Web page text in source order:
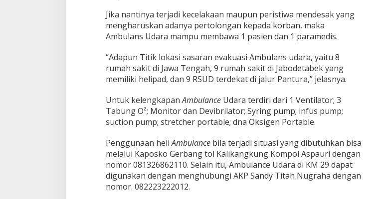
Jika nantinya terjadi kecelakaan maupun peristiwa mendesak yang
mengharuskan adanya pertolongan kepada korban, maka
Ambulans Udara mampu membawa 1 pasien dan 1 paramedis.
“Adapun Titik lokasi sasaran evakuasi Ambulans udara, yaitu 8
rumah sakit di Jawa Tengah, 9 rumah sakit di Jabodetabek yang
memiliki helipad, dan 9 RSUD terdekat di jalur Pantura,” jelasnya.
Untuk kelengkapanAmbulanceUdara terdiri dari 1 Ventilator; 3
Tabung O²; Monitor dan Devibrilator; Syring pump; infus pump;
suction pump; stretcher portable; dna Oksigen Portable.
Penggunaan heliAmbulancebila terjadi situasi yang dibutuhkan bisa
melalui Kaposko Gerbang tol Kalikangkung Kompol Aspauri dengan
nomor 081326862110. Selain itu, Ambulance Udara di KM 29 dapat
digunakan dengan menghubungi AKP Sandy Titah Nugraha dengan
nomor. 082223222012.